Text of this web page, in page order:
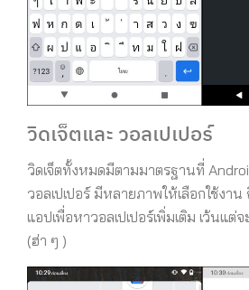
วิดเจ็ตและ วอลเปเปอร์
วิดเจ็ตทั้งหมดมีตามมาตรฐานที่
วอลเปเปอร์ มีหลายภาพให้เลือกใช้งาน
แอปเพื่อหาวอลเปเปอร์เพิ่มเติม เว้นแ
(ฮ่า ๆ )